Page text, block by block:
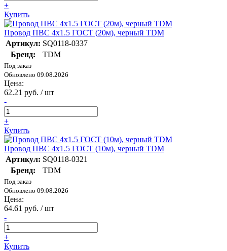
+
Купить
Провод ПВС 4х1.5 ГОСТ (20м), черный TDM
Артикул: SQ0118-0337
Бренд:
TDM
Под заказ
Обновлено 09.08.2026
Цена:
62.21 руб. / шт
-
+
Купить
Провод ПВС 4х1.5 ГОСТ (10м), черный TDM
Артикул: SQ0118-0321
Бренд:
TDM
Под заказ
Обновлено 09.08.2026
Цена:
64.61 руб. / шт
-
+
Купить